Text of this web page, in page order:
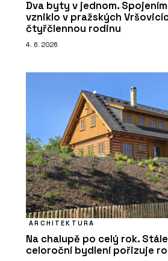
Dva byty v jednom.
vzniklo v pražských
čtyřčlennou rodinu
4. 6. 2026
ARCHITEKTURA
Na chalupě po celý rok.
celoroční bydlení pořizuje